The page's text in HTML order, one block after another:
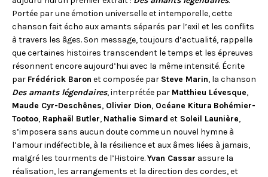
Portée par une émotion universelle et intemporelle, cette
chanson fait écho aux amants séparés par l’exil et les conflits
à travers les âges. Son message, toujours d’actualité, rappelle
que certaines histoires transcendent le temps et les épreuves
résonnent encore aujourd’hui avec la même intensité. Écrite
par Frédérick Baron et composée par Steve Marin, la chanson
Des amants légendaires, interprétée par Matthieu Lévesque,
Maude Cyr-Deschênes, Olivier Dion, Océane Kitura Bohémier-
Tootoo, Raphaël Butler, Nathalie Simard et Soleil Launière,
s’imposera sans aucun doute comme un nouvel hymne à
l’amour indéfectible, à la résilience et aux âmes liées à jamais,
malgré les tourments de l’Histoire.Yvan Cassar assure la
réalisation, les arrangements et la direction des cordes, et